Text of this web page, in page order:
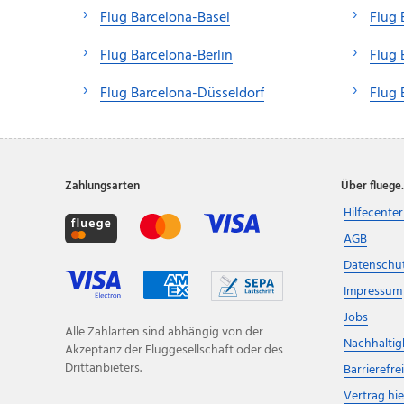
Flug Barcelona-Basel
Flug Barcelona-Berlin
Flug Barcelona-Düsseldorf
Flug
Flug
Flug